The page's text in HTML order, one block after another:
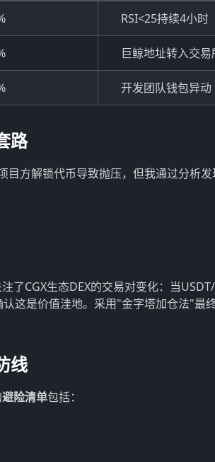
RSI<25持续4小时
巨鲸地址转入交
开发团队钱包异动
路
方解锁代币导致抛压，但我通过分析发
了CGX生态DEX的交易对变化：当
这是价值洼地。采用"金字塔加仓法"最
线
避险清单包括：